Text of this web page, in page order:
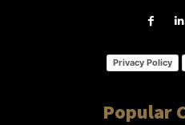
Privacy Policy
Popular